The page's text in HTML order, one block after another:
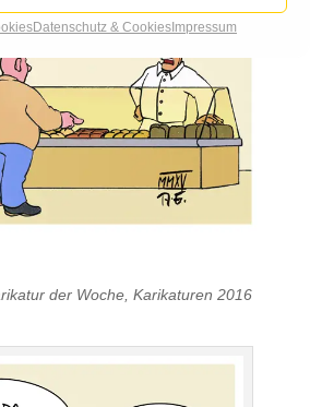
Datenschutz & CookiesImpressum
der Woche, Karikaturen 2016